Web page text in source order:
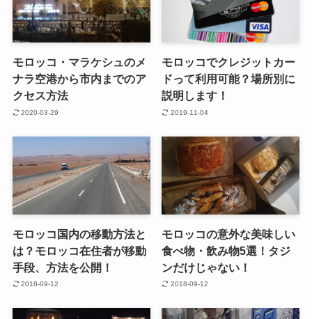
モロッコ・マラケシュのメ
ナラ空港から市内までのア
クセス方法
2020-03-29
モロッコでクレジットカー
ドって利用可能？場所別に
説明します！
2019-11-04
モロッコ国内の移動方法と
は？モロッコ在住者が移動
手段、方法を公開！
2018-09-12
モロッコの意外な美味しい
食べ物・飲み物5選！タジ
ンだけじゃない！
2018-09-12